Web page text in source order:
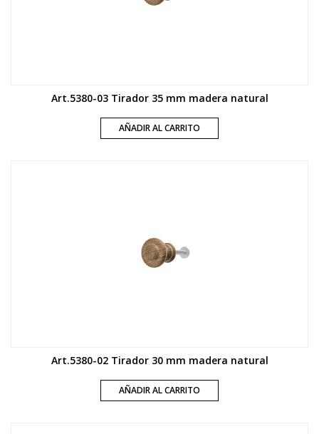
Art.5380-03 Tirador 35 mm madera natural
AÑADIR AL CARRITO
Art.5380-02 Tirador 30 mm madera natural
AÑADIR AL CARRITO